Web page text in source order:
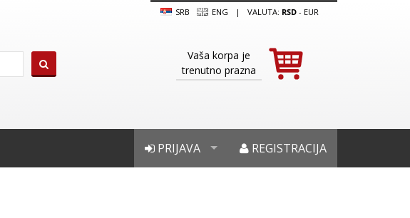
SRB ENG | VALUTA: RSD- EUR
Vaša korpa je
trenutno prazna
REGISTRACIJA
PRIJAVA